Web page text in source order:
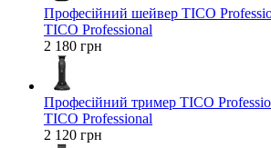
Професійний шейвер TICO
TICO Professional
2 180 грн
Професійний тример TICO
TICO Professional
2 120 грн